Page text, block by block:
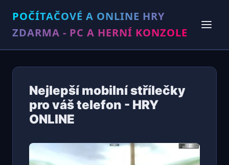
POČÍTAČOVÉ A ONLINE HRY
ZDARMA - PC A HERNÍ KONZOLE
Nejlepší mobilní střílečky
pro váš telefon - HRY
ONLINE